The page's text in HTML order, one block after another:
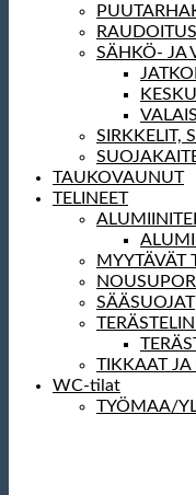
SÄHKÖ- JA
SIRKKELIT,
TAUKOVAUNUT
TELINEET
MYYTÄVÄT
SÄÄSUOJAT
TIKKAAT JA
WC-tilat
TYÖMAA/